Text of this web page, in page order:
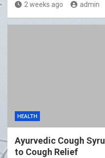
2 weeks ago admin
HEALTH
Ayurvedic Cough
to Cough Relief